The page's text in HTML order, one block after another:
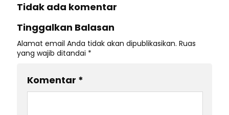
Tidak ada komentar
Tinggalkan Balasan
Alamat email Anda tidak akan dipublikasikan. Ruas
yang wajib ditandai *
Komentar *